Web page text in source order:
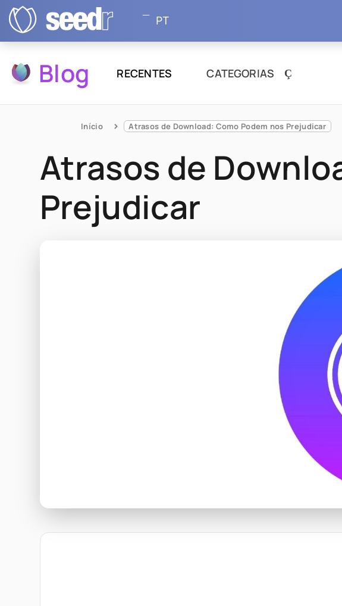
PT
Blog RECENTES CATEGORIAS
Início Atrasos de Download: Como Podem nos Prejudicar
Atrasos de
Prejudicar